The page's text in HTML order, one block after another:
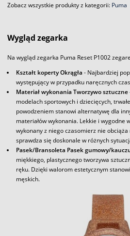
Zobacz wszystkie produkty z kategorii: Puma
Wygląd zegarka
Na wygląd zegarka Puma Reset P1002
Kształt koperty Okrągła - Najbardziej
występujący w przypadku naręcznych
Materiał wykonania Tworzywo sztuczne
modelach sportowych i dziecięcych,
powodzeniem stanowi alternatywę dla
materiałów wykonania. Lekkie i wygodne
wykonany z niego czasomierz nie
sprawdza się doskonale w różnych
Pasek/Bransoleta Pasek gumowy/
miękkiego, plastycznego tworzywa
ręku. Dzięki walorom estetycznym
męskich.